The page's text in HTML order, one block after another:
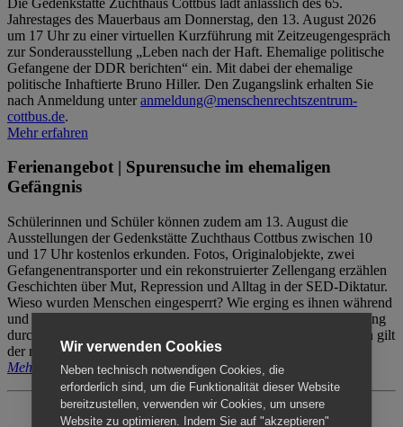
Jahrestages des Mauerbaus am Donnerstag, den 13. August 2026
um 17 Uhr zu einer virtuellen Kurzführung mit Zeitzeugengespräch
zur Sonderausstellung „Leben nach der Haft. Ehemalige politische
Gefangene der DDR berichten“ ein. Mit dabei der ehemalige
politische Inhaftierte Bruno Hiller. Den Zugangslink erhalten Sie
nach Anmeldung unteranmeldung@menschenrechtszentrum-
cottbus.de.
Mehr erfahren
Ferienangebot | Spurensuche im ehemaligen
Gefängnis
Schülerinnen und Schüler können zudem am 13. August die
Ausstellungen der Gedenkstätte Zuchthaus Cottbus zwischen 10
und 17 Uhr kostenlos erkunden. Fotos, Originalobjekte, zwei
Gefangenentransporter und ein rekonstruierter Zellengang erzählen
Geschichten über Mut, Repression und Alltag in der SED-Diktatur.
Wieso wurden Menschen eingesperrt? Wie erging es ihnen während
und nach der Haft? Der Besuch erfolgt individuell ohne Betreuung
durch das Menschenrechtszentrum Cottbus. Für Begleitpersonen gilt
der reguläre Eintritt (8€ / ermäßigt 5€).
Mehr erfahren
Wir verwenden Cookies
Neben technisch notwendigen Cookies, die
erforderlich sind, um die Funktionalität dieser Website
bereitzustellen, verwenden wir Cookies, um unsere
Website zu optimieren. Indem Sie auf "akzeptieren"